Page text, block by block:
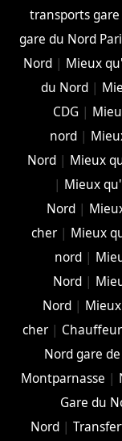
transports
gare du Nord
Nord | Mieux
du Nord |
CDG |
nord |
Nord | Mieux
| Mieux
Nord|
cher| Mieux
nord |
Nord |
Nord|
cher|
Nord gare
Montparnasse |
Gare du
Nord |